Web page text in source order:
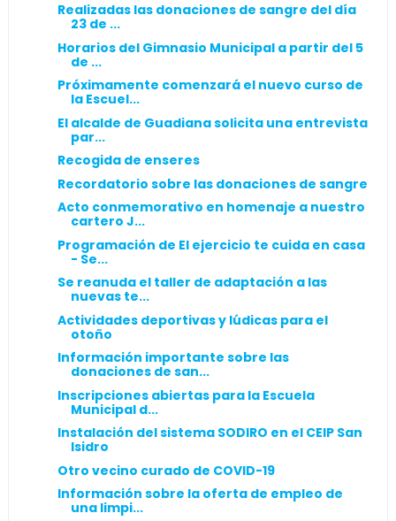
Realizadas las donaciones de sangre del día
23 de ...
Horarios del Gimnasio Municipal a partir del 5
de ...
Próximamente comenzará el nuevo curso de
la Escuel...
El alcalde de Guadiana solicita una entrevista
par...
Recogida de enseres
Recordatorio sobre las donaciones de sangre
Acto conmemorativo en homenaje a nuestro
cartero J...
Programación de El ejercicio te cuida en casa
- Se...
Se reanuda el taller de adaptación a las
nuevas te...
Actividades deportivas y lúdicas para el
otoño
Información importante sobre las
donaciones de san...
Inscripciones abiertas para la Escuela
Municipal d...
Instalación del sistema SODIRO en el CEIP San
Isidro
Otro vecino curado de COVID-19
Información sobre la oferta de empleo de
una limpi...